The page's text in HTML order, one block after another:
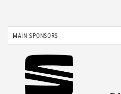
MAIN SPONSORS